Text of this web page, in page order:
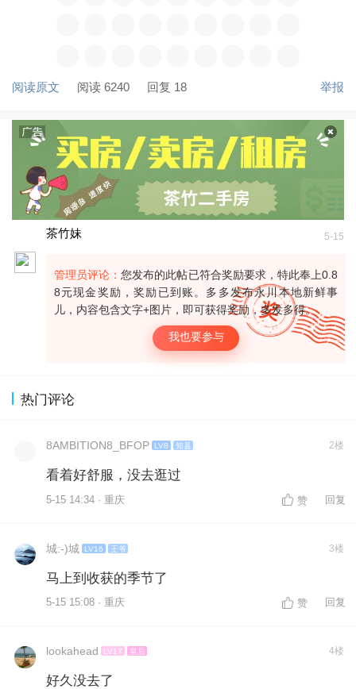
阅读原文 阅读 6240 回复 18 举报
5-15
茶竹妹
管理员评论：您发布的此帖已符合奖励要求，特此奉上0.8
8元现金奖励，奖励已到账。多多发布永川本地新鲜事
儿，内容包含文字+图片，即可获得奖励，多发多得。
我也要参与
热门评论
8AMBITION8_BFOP LV8 知县 2楼
看着好舒服，没去逛过
5-15 14:34 · 重庆 赞 回复
城:-)城 LV16 王爷 3楼
马上到收获的季节了
5-15 15:08 · 重庆 赞 回复
lookahead LV17 皇后 4楼
好久没去了